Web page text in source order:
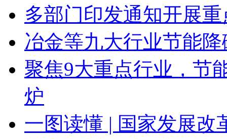
多部门印发通知开展
冶金等九大行业节能
聚焦9大重点行业，节
炉
一图读懂 | 国家发展改